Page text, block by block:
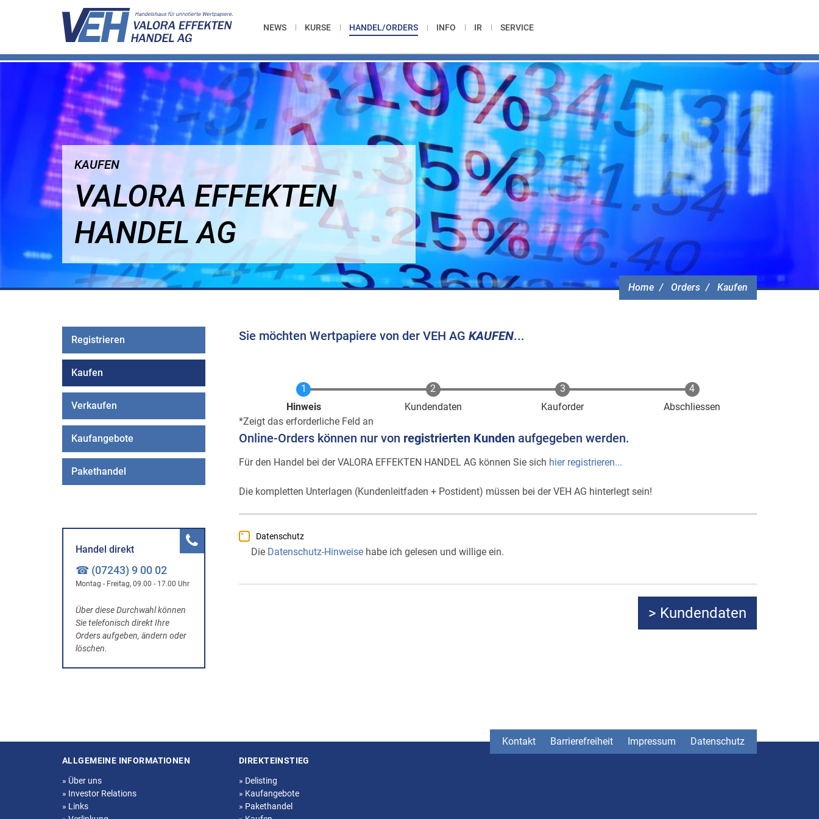
NEWS KURSE HANDEL/ORDERS INFO IR SERVICE
Home Orders Kaufen
KAUFEN
VALORA EFFEKTEN
HANDEL AG
Sie möchten Wertpapiere von der VEH AG KAUFEN...
Aktuell
Hinweis Kundendaten Kauforder
Abschliessen
Zeigt das erforderliche Feld an
Online-Orders können nur von registrierten Kunden aufgegeben werden.
Für den Handel bei der VALORA EFFEKTEN HANDEL AG können Sie sich hier registrieren...
Die kompletten Unterlagen (Kundenleitfaden + Postident) müssen bei der VEH AG hinterlegt sein!
Datenschutz
Die Datenschutz-Hinweise habe ich gelesen und willige ein.
Registrieren
Kaufen
Verkaufen
Kaufangebote
Pakethandel
Handel direkt
☎ (07243) 9 00 02
Montag - Freitag, 09.00 - 17.00 Uhr
Über diese Durchwahl können
Sie telefonisch direkt Ihre
Orders aufgeben, ändern oder
löschen.
Kontakt Barrierefreiheit Impressum Datenschutz
Seitenstruktur
ALLGEMEINE INFORMATIONEN
» Über uns
» Investor Relations
» Links
DIREKTEINSTIEG
» Delisting
» Kaufangebote
» Pakethandel